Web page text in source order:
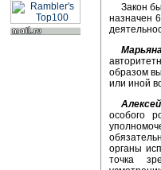
Закон
назначен
образом
или иной
особого
органы
точка